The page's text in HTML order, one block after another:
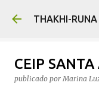
Ir
THAKHI-RUNA
CEIP
publicado porMarina